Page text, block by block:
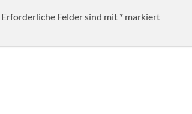
Erforderliche Felder sind mit * markiert